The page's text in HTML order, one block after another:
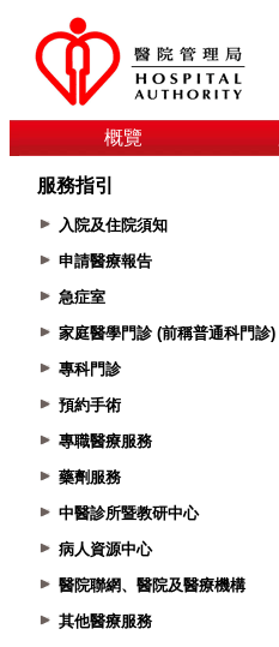
概覽
服務指引
入院及住院須知
申請醫療報告
急症室
家庭醫學門診 (前稱普通科門診)
專科門診
預約手術
專職醫療服務
藥劑服務
中醫診所暨教研中心
病人資源中心
醫院聯網、醫院及醫療機構
其他醫療服務